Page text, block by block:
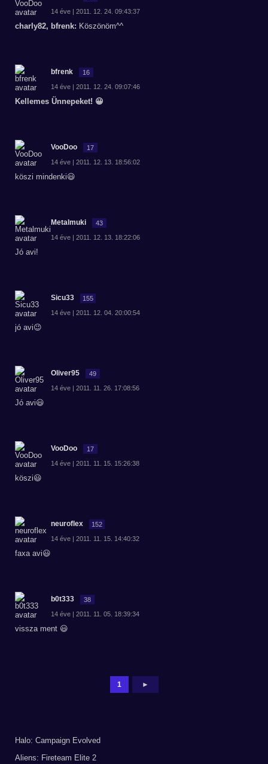
14 éve | 2011. 12. 24. 09:43:37
charly82, bfrenk: Köszönöm^^
bfrenk 16
14 éve | 2011. 12. 24. 09:07:46
Kellemes Ünnepeket! 😀
VooDoo 17
14 éve | 2011. 12. 13. 18:56:02
köszi mindenki😃
Metalmuki 43
14 éve | 2011. 12. 13. 18:22:06
Jó avi!
Sicu33 155
14 éve | 2011. 12. 04. 20:00:54
jó avi😉
Oliver95 49
14 éve | 2011. 11. 26. 17:08:56
Jó avi😃
VooDoo 17
14 éve | 2011. 11. 15. 15:26:38
köszi😃
neuroflex 152
14 éve | 2011. 11. 15. 14:40:32
faxa avi😃
b0t333 38
14 éve | 2011. 11. 05. 18:39:34
vissza ment 😃
1 ►
Halo: Campaign Evolved
Aliens: Fireteam Elite 2